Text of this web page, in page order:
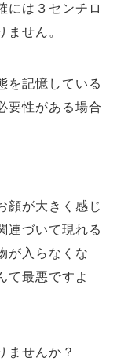
には３センチロ
ません。
を記憶している
要性がある場合
顔が大きく感じ
連づいて現れる
が入らなくな
て最悪ですよ
ませんか？